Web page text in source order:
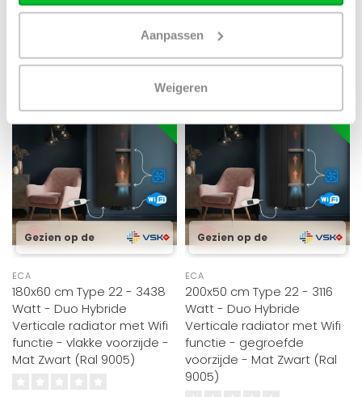
Aanpassen
Weigeren
HYRBIDE
Gezien op de
ECA
180x60 cm Type 22 - 3438
Watt - Duo Hybride
Verticale radiator met Wifi
functie - vlakke voorzijde -
Mat Zwart (Ral 9005)
Gezien op de
ECA
200x50 cm Type 22 - 3116
Watt - Duo Hybride
Verticale radiator met Wifi
functie - gegroefde
voorzijde - Mat Zwart (Ral
9005)